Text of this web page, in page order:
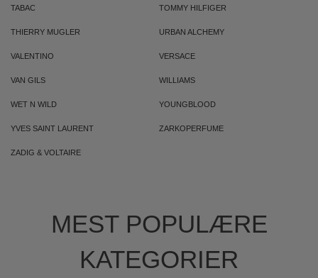
TABAC TOMMY HILFIGER
THIERRY MUGLER URBAN ALCHEMY
VALENTINO VERSACE
VAN GILS WILLIAMS
WET N WILD YOUNGBLOOD
YVES SAINT LAURENT ZARKOPERFUME
ZADIG & VOLTAIRE
MEST POPULÆRE
KATEGORIER